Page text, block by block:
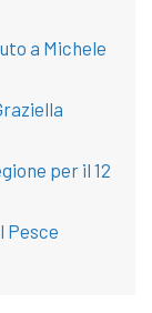
a Michele
per il 12
Pesce